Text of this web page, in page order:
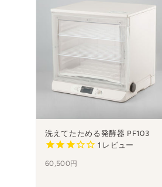
洗えてたためる発酵器 PF103
1 レビュー
60,500円